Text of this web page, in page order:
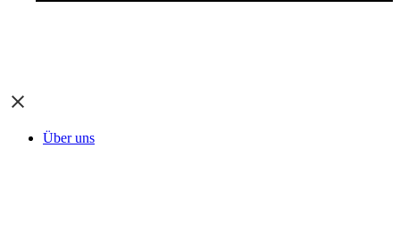
Über uns